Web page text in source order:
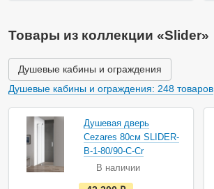
а
и
ч
и
и
Товары из коллекции «Slider»
Душевые кабины и ограждения
Душевые кабины и ограждения: 248 товаров
Душевая дверь
Cezares 80см SLIDER-
B-1-80/90-C-Cr
В наличии
е